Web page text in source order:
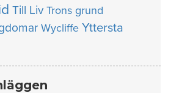
Till Liv Trons grund
Wycliffe Yttersta